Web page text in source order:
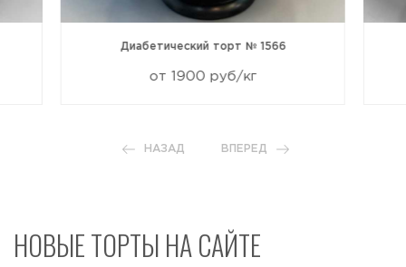
Диабетический торт № 1566
от 1900 руб/кг
НАЗАД ВПЕРЕД
НОВЫЕ ТОРТЫ НА САЙТЕ